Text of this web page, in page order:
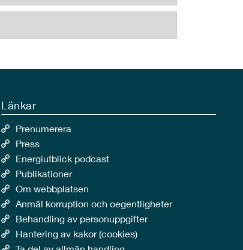
Länkar
Prenumerera
Press
Energiutblick podcast
Publikationer
Om webbplatsen
Anmäl korruption och oegentligheter
Behandling av personuppgifter
Hantering av kakor (cookies)